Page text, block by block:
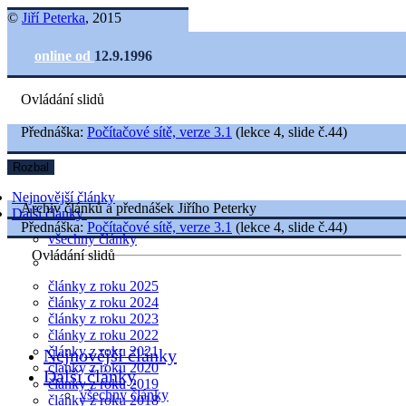
© Jiří Peterka, 2015
online od 12.9.1996
Ovládání slidů
Nejnovější články
Další články
všechny články
články z roku 2025
články z roku 2024
články z roku 2023
články z roku 2022
články z roku 2021
články z roku 2020
články z roku 2019
články z roku 2018
Přednáška: Počítačové sítě, verze 3.1 (lekce 4, slide č.44)
Rozbal
Archiv článků a přednášek Jiřího Peterky
Přednáška: Počítačové sítě, verze 3.1 (lekce 4, slide č.44)
Ovládání slidů
Nejnovější články
Další články
všechny články